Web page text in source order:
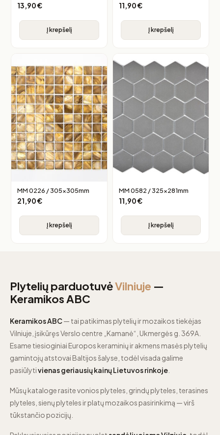
13,90€
Į krepšelį
11,90€
Į krepšelį
MM 0226 / 305x305mm
21,90€
Į krepšelį
MM 0582 / 325x281mm
11,90€
Į krepšelį
Plytelių parduotuvėVilniuje —
Keramikos ABC
Keramikos ABC— tai patikimas plytelių ir mozaikos tiekėjas
Vilniuje, įsikūręs Verslo centre „Kamanė“, Ukmergės g. 369A.
Esame tiesioginiai Europos keraminių ir akmens masės plytelių
gamintojų atstovai Baltijos šalyse, todėl visada galime
pasiūlytivienas geriausių kainų Lietuvos rinkoje
Mūsų kataloge rasite vonios plyteles, grindų plyteles, terasines
plyteles, sienų plyteles ir platų mozaikos pasirinkimą — virš
tūkstančio pozicijų.